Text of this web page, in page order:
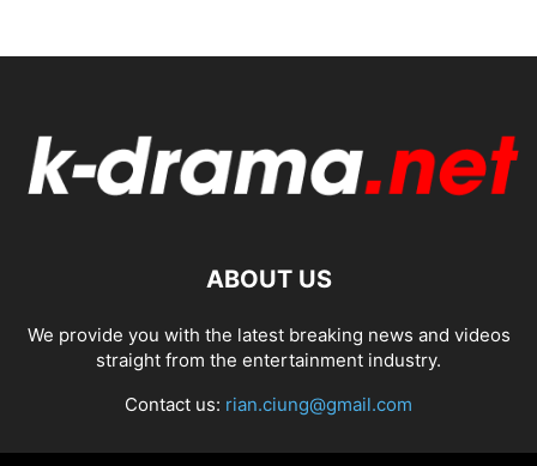
ABOUT US
We provide you with the latest breaking news and videos
straight from the entertainment industry.
Contact us: rian.ciung@gmail.com